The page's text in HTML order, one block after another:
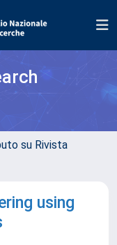
su Rivista
using